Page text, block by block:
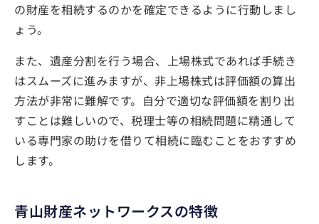
の財産を相続するのかを確定できるように行動しまし
ょう。
また、遺産分割を行う場合、上場株式であれば手続き
はスムーズに進みますが、非上場株式は評価額の算出
方法が非常に難解です。自分で適切な評価額を割り出
すことは難しいので、税理士等の相続問題に精通して
いる専門家の助けを借りて相続に臨むことをおすすめ
します。
青山財産ネットワークスの特徴